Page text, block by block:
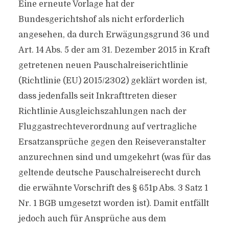
Eine erneute Vorlage hat der
Bundesgerichtshof als nicht erforderlich
angesehen, da durch Erwägungsgrund 36 und
Art. 14 Abs. 5 der am 31. Dezember 2015 in Kraft
getretenen neuen Pauschalreiserichtlinie
(Richtlinie (EU) 2015/2302) geklärt worden ist,
dass jedenfalls seit Inkrafttreten dieser
Richtlinie Ausgleichszahlungen nach der
Fluggastrechteverordnung auf vertragliche
Ersatzansprüche gegen den Reiseveranstalter
anzurechnen sind und umgekehrt (was für das
geltende deutsche Pauschalreiserecht durch
die erwähnte Vorschrift des § 651p Abs. 3 Satz 1
Nr. 1 BGB umgesetzt worden ist). Damit entfällt
jedoch auch für Ansprüche aus dem